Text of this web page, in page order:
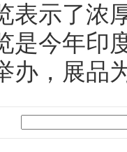
示了浓厚
是今年印
办，展品